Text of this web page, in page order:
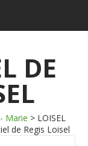
DE
Marie > LOISEL
de Regis Loisel